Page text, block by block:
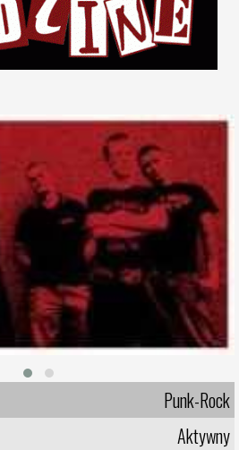
Punk-Rock
Aktywny